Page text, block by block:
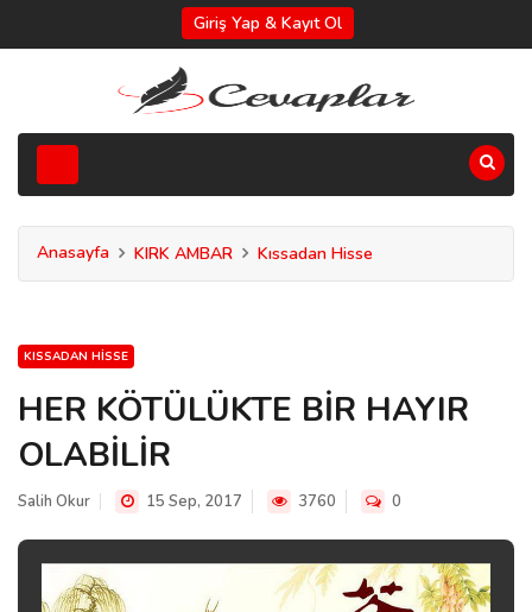
Giriş Yap & Kayıt Ol
Anasayfa KIRK AMBAR Kıssadan Hisse
KISSADAN HISSE
HER KÖTÜLÜKTE BİR HAYIR
OLABİLİR
Salih Okur 15 Sep, 2017 3760 0